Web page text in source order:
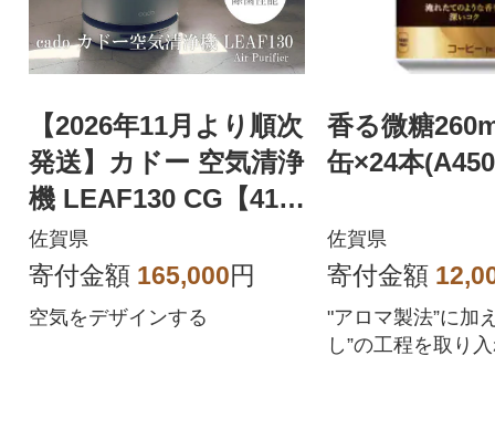
【2026年11月より順次
発送】カドー 空気清浄
機 LEAF130 CG【41A
NAE015】
佐賀県
寄付金額 165,000円
空気をデザインする
香る微糖
缶×24本
佐賀県
寄付金額
"アロマ製法”に加
し”の工程を取り